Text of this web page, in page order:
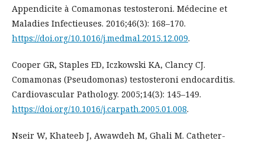
Appendicite à Comamonas testosteroni. Médecine et
Maladies Infectieuses. 2016;46(3): 168–170.
https://doi.org/10.1016/j.medmal.2015.12.009.
Cooper GR, Staples ED, Iczkowski KA, Clancy CJ.
Comamonas (Pseudomonas) testosteroni endocarditis.
Cardiovascular Pathology. 2005;14(3): 145–149.
https://doi.org/10.1016/j.carpath.2005.01.008.
Nseir W, Khateeb J, Awawdeh M, Ghali M. Catheter-